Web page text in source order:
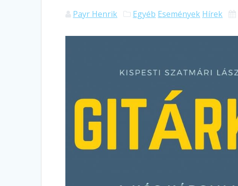
Payr Henrik Egyéb Események Hírek